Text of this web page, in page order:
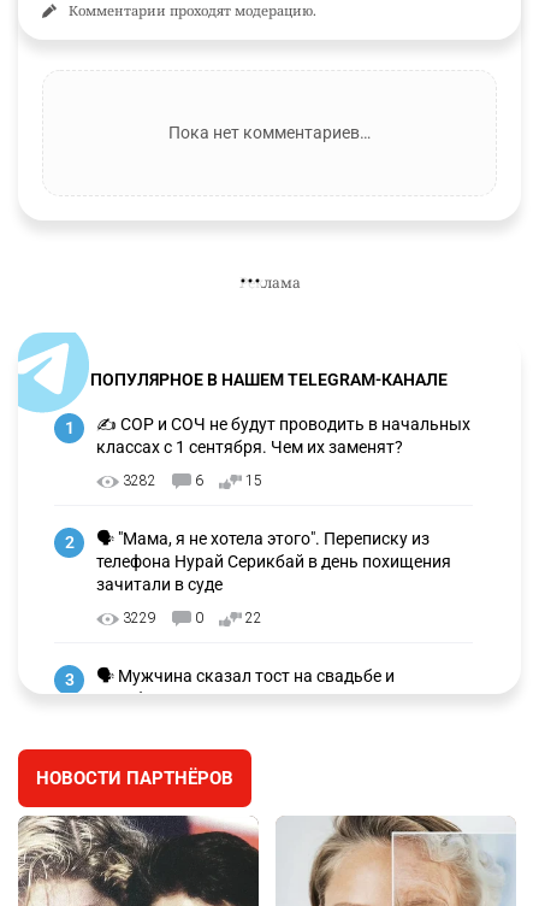
Комментарии проходят модерацию.
Пока нет комментариев…
✍️ СОР и СОЧ не будут проводить в начальных
классах с 1 сентября. Чем их заменят?
3282 6 15
2
🗣 "Мама, я не хотела этого". Переписку из
телефона Нурай Серикбай в день похищения